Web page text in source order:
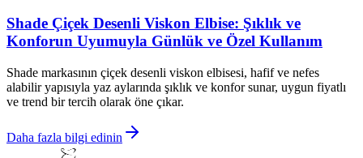
Shade Çiçek Desenli Viskon Elbise: Şıklık ve
Konforun Uyumuyla Günlük ve Özel Kullanım
Shade markasının çiçek desenli viskon elbisesi, hafif ve nefes
alabilir yapısıyla yaz aylarında şıklık ve konfor sunar, uygun fiyatlı
ve trend bir tercih olarak öne çıkar.
Daha fazla bilgi edinin